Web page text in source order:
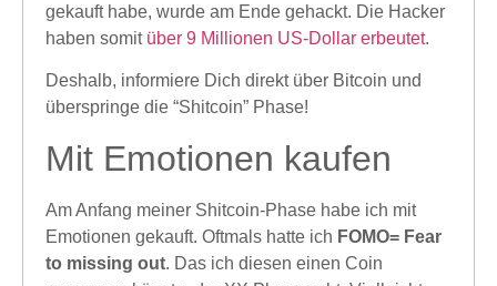
gekauft habe, wurde am Ende gehackt. Die Hacker
haben somit über 9 Millionen US-Dollar erbeutet.
Deshalb, informiere Dich direkt über Bitcoin und
überspringe die “Shitcoin” Phase!
Mit Emotionen kaufen
Am Anfang meiner Shitcoin-Phase habe ich mit
Emotionen gekauft. Oftmals hatte ich FOMO= Fear
to missing out. Das ich diesen einen Coin